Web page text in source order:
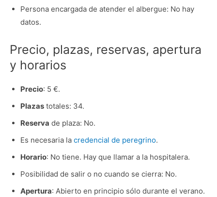
Persona encargada de atender el albergue: No hay
datos.
Precio, plazas, reservas, apertura
y horarios
Precio: 5 €.
Plazastotales: 34.
Reserva de plaza: No.
Es necesaria la credencial de peregrino.
Horario: No tiene. Hay que llamar a la hospitalera.
Posibilidad de salir o no cuando se cierra: No.
Apertura: Abierto en principio sólo durante el verano.